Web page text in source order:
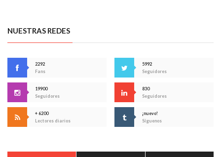
NUESTRAS REDES
2292
Fans
5992
Seguidores
19900
Seguidores
830
Seguidores
+ 6200
Lectores diarios
¡nuevo!
Síguenos